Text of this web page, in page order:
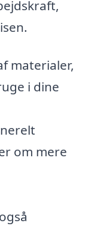
materialer,
i dine
om mere